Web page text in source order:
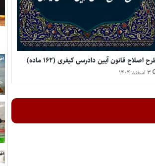
اصلاح قانون آیین دادرسی کیفری (۱۶۲ ماده)
۳ اسفند ۱۴۰۴